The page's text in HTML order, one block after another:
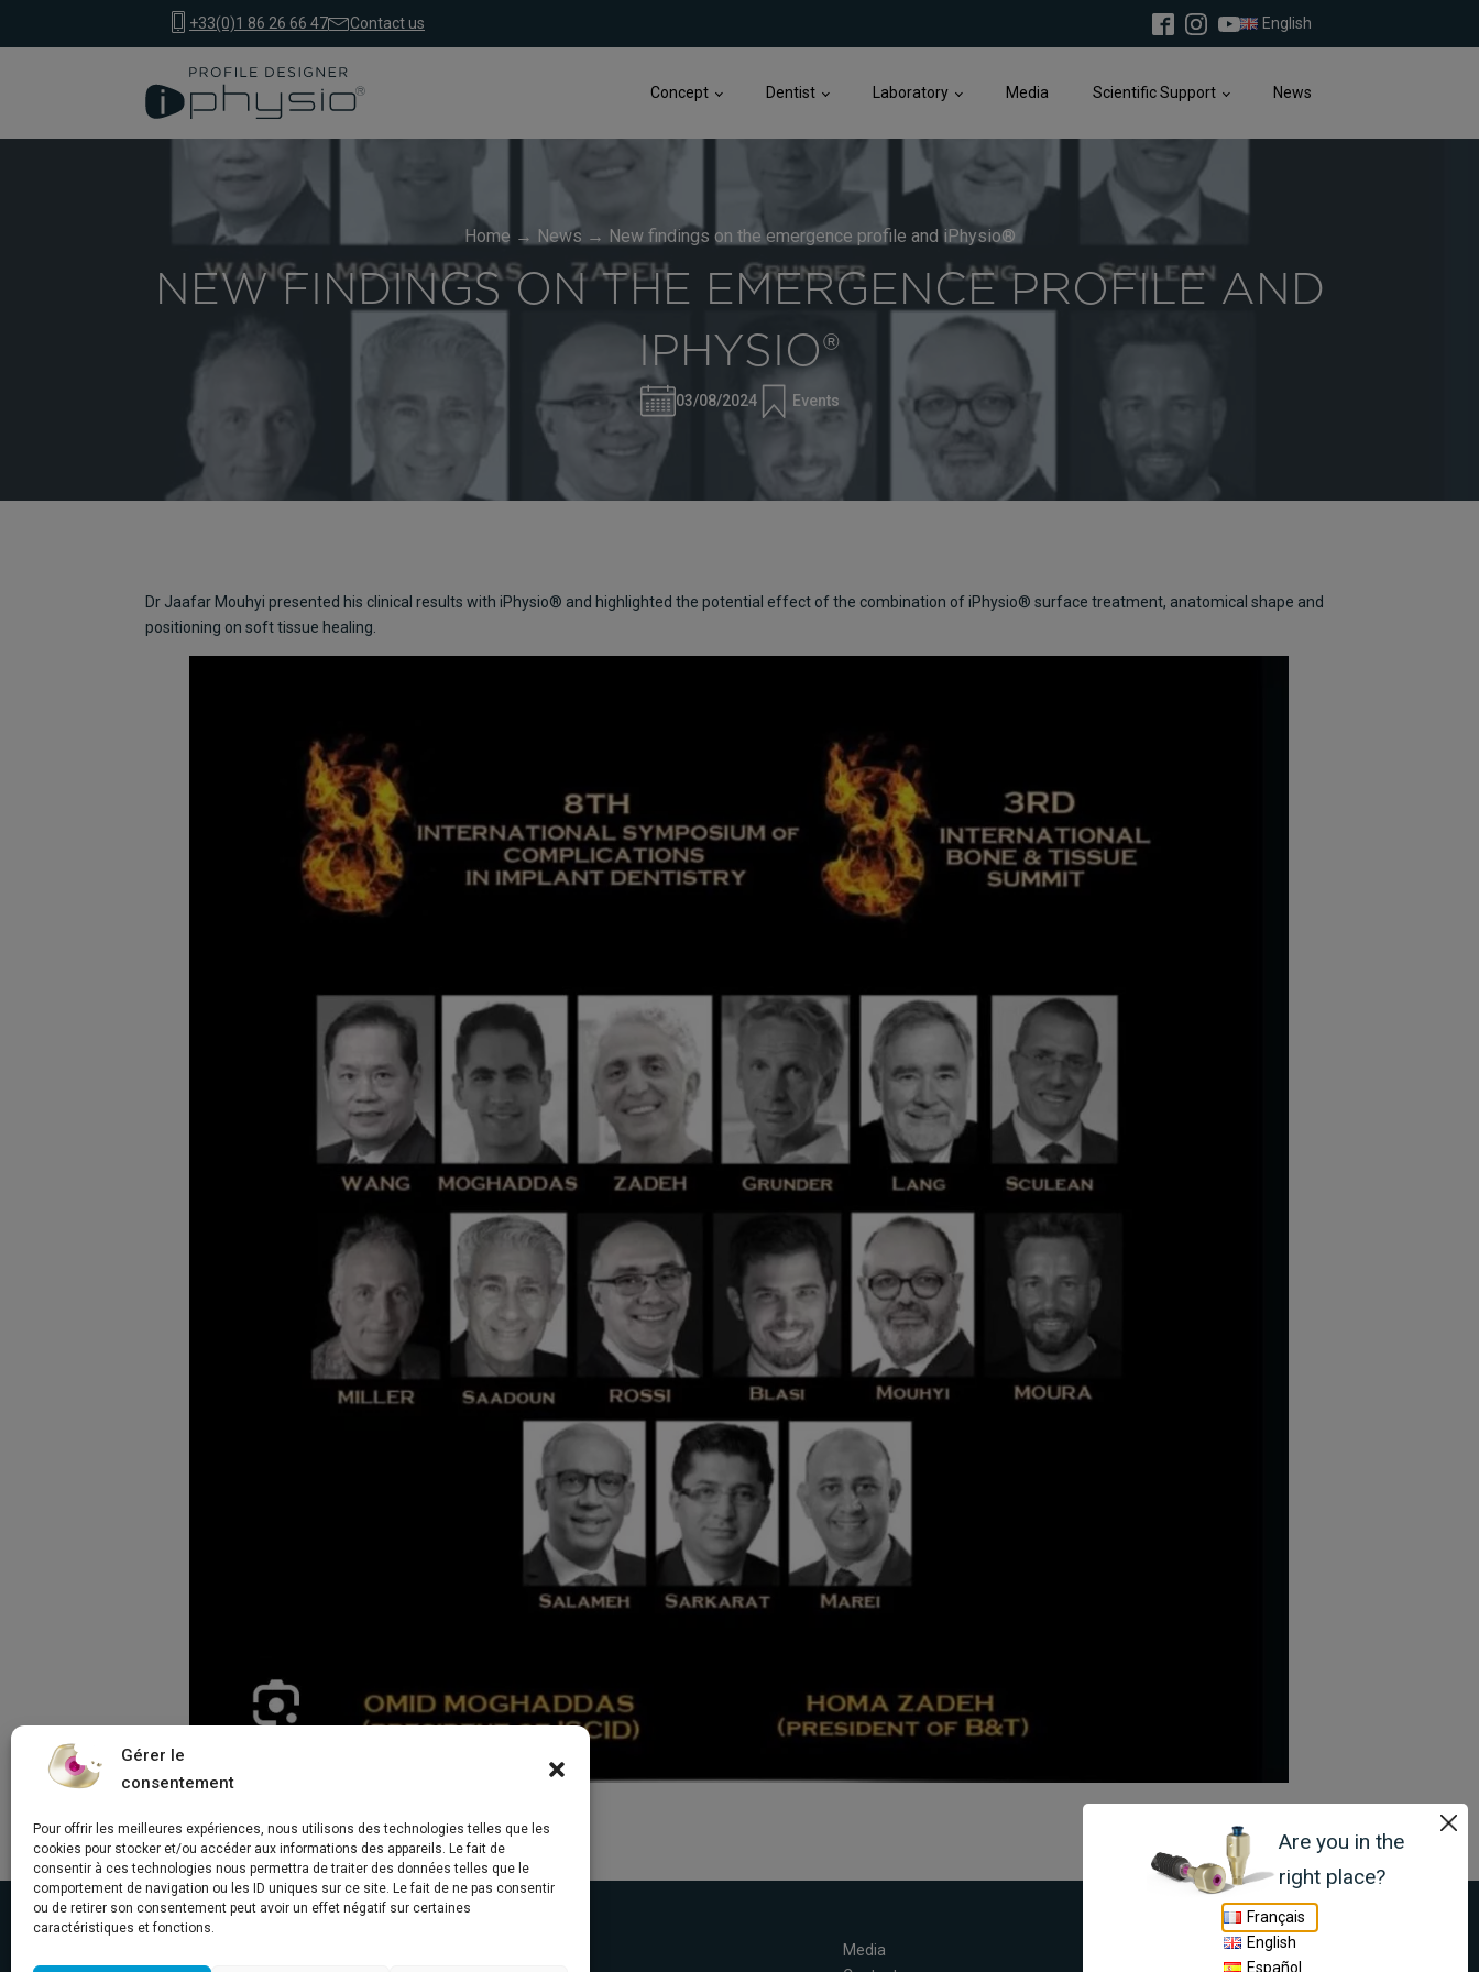
Gérer le
consentement
Pour offrir les meilleures expériences, nous utilisons des technologies telles que les
cookies pour stocker et/ou accéder aux informations des appareils. Le fait de
consentir à ces technologies nous permettra de traiter des données telles que le
comportement de navigation ou les ID uniques sur ce site. Le fait de ne pas consentir
ou de retirer son consentement peut avoir un effet négatif sur certaines
caractéristiques et fonctions.
+33(0)1 86 26 66 47 Contact us English
Concept Dentist Laboratory Media Scientific Support News
Home → News → New findings on the emergence profile and iPhysio®
NEW FINDINGS ON THE EMERGENCE PROFILE AND
IPHYSIO®
03/08/2024 Events
Dr Jaafar Mouhyi presented his clinical results with iPhysio® and highlighted the potential effect of the combination of iPhysio® surface treatment, anatomical shape and
positioning on soft tissue healing.
Media
LYRA ETK
Legal notice and
Are you in the
right place?
Français
English
Español